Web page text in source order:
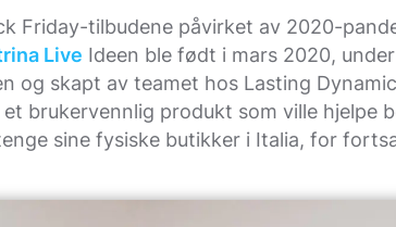
Friday-tilbudene påvirket av 2020-
Live Ideen ble født i mars 2020,
og skapt av teamet hos Lasting
brukervennlig produkt som ville hjelpe
sine fysiske butikker i Italia, for